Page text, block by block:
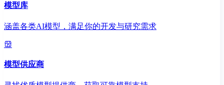
模型库
涵盖各类AI模型，满足你的开发与研究需求
模型供应商